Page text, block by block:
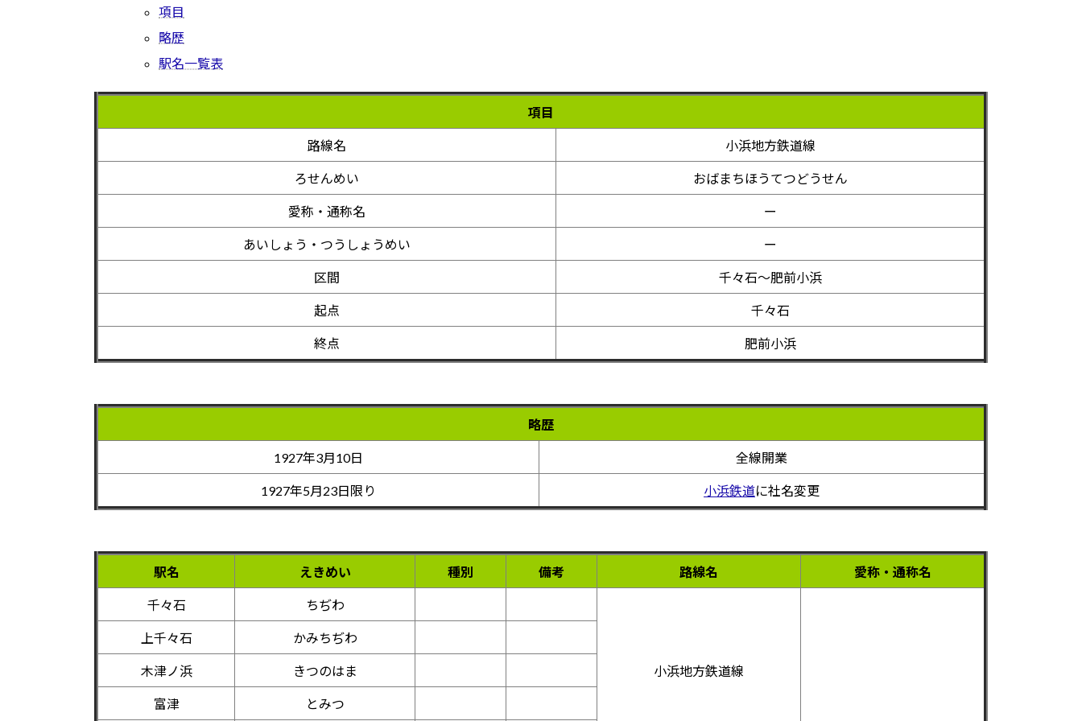
項目
略歴
駅名一覧表
項目
路線名 小浜地方鉄道線
ろせんめい おばまちほうてつどうせん
愛称・通称名 ー
あいしょう・つうしょうめい ー
区間 千々石～肥前小浜
起点 千々石
終点 肥前小浜
略歴
1927年3月10日 全線開業
1927年5月23日限り 小浜鉄道に社名変更
駅名 えきめい 種別 備考 路線名 愛称・通称名
千々石 ちぢわ
小浜地方鉄道線
上千々石 かみちぢわ
木津ノ浜 きつのはま
富津 とみつ